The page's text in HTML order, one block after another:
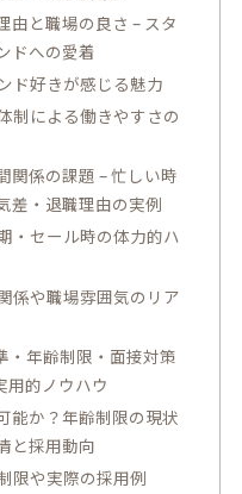
由と職場の良さ – スタ
ドへの愛着
ド好きが感じる魅力
制による働きやすさの
関係の課題 – 忙しい時
差・退職理由の実例
・セール時の体力的ハ
係や職場雰囲気のリア
・年齢制限・面接対策
用的ノウハウ
能か？年齢制限の現状
と採用動向
限や実際の採用例